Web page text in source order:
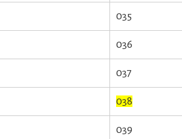
035
036
037
038
039